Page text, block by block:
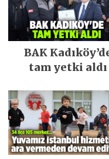
BAK
tam yetki aldı